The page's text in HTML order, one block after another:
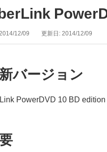
12/09 更新日:2014/12/09
バージョン
PowerDVD 10 BD